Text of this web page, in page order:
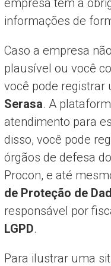
empresa tem a
informações de
Caso a empresa
plausível ou você
você pode registrar
Serasa. A
atendimento para
disso, você pode
órgãos de defesa
Procon, e até
de Proteção de
responsável por
LGPD.
Para ilustrar uma